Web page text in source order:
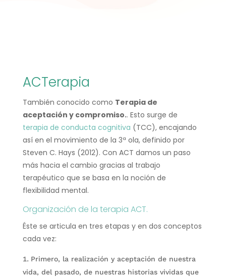
ACTerapia
También conocido como Terapia de
aceptación y compromiso.. Esto surge de
terapia de conducta cognitiva (TCC), encajando
así en el movimiento de la 3ª ola, definido por
Steven C. Hays (2012). Con ACT damos un paso
más hacia el cambio gracias al trabajo
terapéutico que se basa en la noción de
flexibilidad mental.
Organización de la terapia ACT.
Éste se articula en tres etapas y en dos conceptos
cada vez:
Primero, la realización y aceptación de nuestra
vida, del pasado, de nuestras historias vividas que